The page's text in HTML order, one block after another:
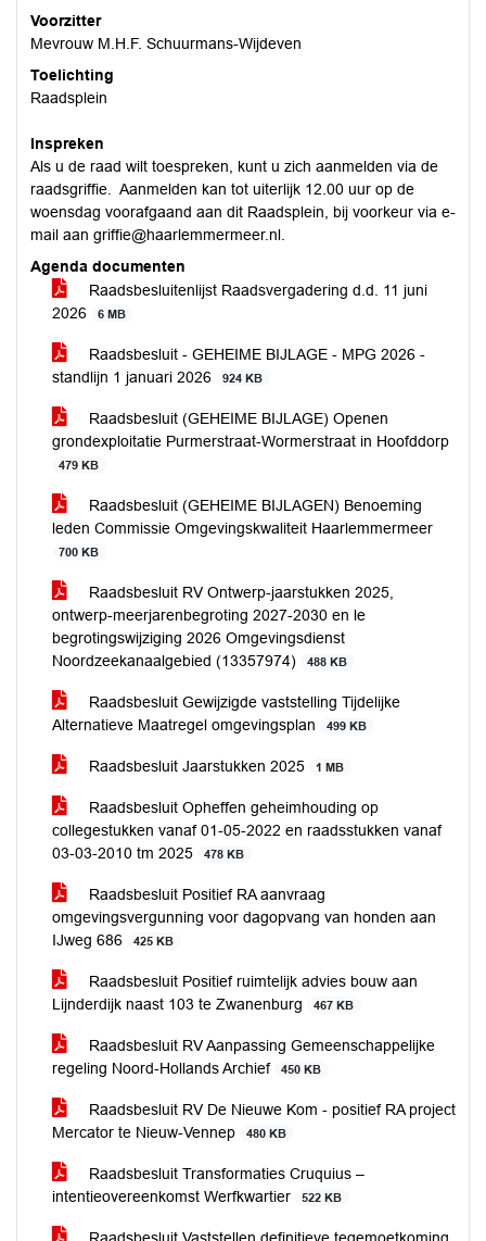
Voorzitter
Mevrouw M.H.F. Schuurmans-Wijdeven
Toelichting
Raadsplein
Inspreken
Als u de raad wilt toespreken, kunt u zich aanmelden via de
raadsgriffie. Aanmelden kan tot uiterlijk 12.00 uur op de
woensdag voorafgaand aan dit Raadsplein, bij voorkeur via e-
mail aan griffie@haarlemmermeer.nl.
Agenda documenten
Raadsbesluitenlijst Raadsvergadering d.d. 11 juni
2026
6 MB
Raadsbesluit - GEHEIME BIJLAGE - MPG 2026 -
standlijn 1 januari 2026
924 KB
Raadsbesluit (GEHEIME BIJLAGE) Openen
grondexploitatie Purmerstraat-Wormerstraat in Hoofddorp
479 KB
Raadsbesluit (GEHEIME BIJLAGEN) Benoeming
leden Commissie Omgevingskwaliteit Haarlemmermeer
700 KB
Raadsbesluit RV Ontwerp-jaarstukken 2025,
ontwerp-meerjarenbegroting 2027-2030 en le
begrotingswijziging 2026 Omgevingsdienst
Noordzeekanaalgebied (13357974)
488 KB
Raadsbesluit Gewijzigde vaststelling Tijdelijke
Alternatieve Maatregel omgevingsplan
499 KB
Raadsbesluit Jaarstukken 2025 1 MB
Raadsbesluit Opheffen geheimhouding op
collegestukken vanaf 01-05-2022 en raadsstukken vanaf
03-03-2010 tm 2025
478 KB
Raadsbesluit Positief RA aanvraag
omgevingsvergunning voor dagopvang van honden aan
IJweg 686
425 KB
Raadsbesluit Positief ruimtelijk advies bouw aan
Lijnderdijk naast 103 te Zwanenburg
467 KB
Raadsbesluit RV Aanpassing Gemeenschappelijke
regeling Noord-Hollands Archief
450 KB
Raadsbesluit RV De Nieuwe Kom - positief RA project
Mercator te Nieuw-Vennep
480 KB
Raadsbesluit Transformaties Cruquius –
intentieovereenkomst Werfkwartier
522 KB